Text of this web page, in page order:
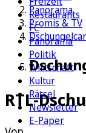
Restaurants
FC
Panorama
Politik
Wirtschaft
Kultur
Rätsel
Newsletter
E-Paper
Panorama
Promis & TV
RTL-